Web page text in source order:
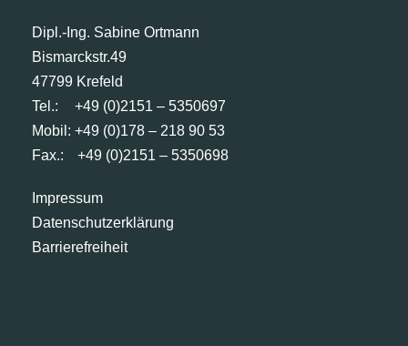
Dipl.-Ing. Sabine Ortmann
Bismarckstr.49
47799 Krefeld
Tel.:
+49 (0)2151 – 5350697
Mobil: +49 (0)178 – 218 90 53
Fax.:
+49 (0)2151 – 5350698
Impressum
Datenschutzerklärung
Barrierefreiheit